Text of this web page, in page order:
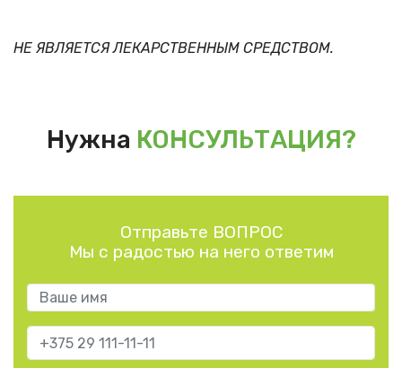
НЕ ЯВЛЯЕТСЯ ЛЕКАРСТВЕННЫМ СРЕДСТВОМ.
Нужна КОНСУЛЬТАЦИЯ?
Отправьте ВОПРОС
Мы с радостью на него ответим